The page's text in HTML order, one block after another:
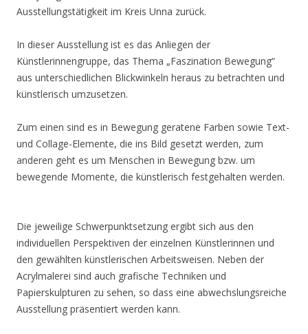
Ausstellungstätigkeit im Kreis Unna zurück.
In dieser Ausstellung ist es das Anliegen der
Künstlerinnengruppe, das Thema „Faszination Bewegung“
aus unterschiedlichen Blickwinkeln heraus zu betrachten und
künstlerisch umzusetzen.
Zum einen sind es in Bewegung geratene Farben sowie Text-
und Collage-Elemente, die ins Bild gesetzt werden, zum
anderen geht es um Menschen in Bewegung bzw. um
bewegende Momente, die künstlerisch festgehalten werden.
Die jeweilige Schwerpunktsetzung ergibt sich aus den
individuellen Perspektiven der einzelnen Künstlerinnen und
den gewählten künstlerischen Arbeitsweisen. Neben der
Acrylmalerei sind auch grafische Techniken und
Papierskulpturen zu sehen, so dass eine abwechslungsreiche
Ausstellung präsentiert werden kann.